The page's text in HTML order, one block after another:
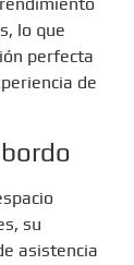
lo que
perfecta
de
su
asistencia